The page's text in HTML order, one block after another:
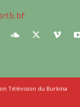
Télévision du Burkina